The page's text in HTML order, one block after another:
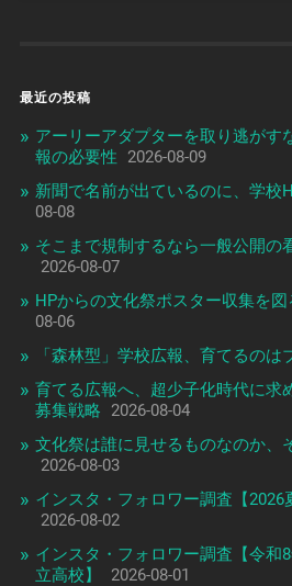
最近の投稿
アーリーアダプターを取り逃が
報の必要性
2026-08-09
新聞で名前が出ているのに、学校
08-08
そこまで規制するなら一般公開の
2026-08-07
HPからの文化祭ポスター収集を
08-06
「森林型」学校広報、育てるのは
育てる広報へ、超少子化時代に求
募集戦略
2026-08-04
文化祭は誰に見せるものなのか、
2026-08-03
インスタ・フォロワー調査【2026
2026-08-02
インスタ・フォロワー調査【令
立高校】
2026-08-01